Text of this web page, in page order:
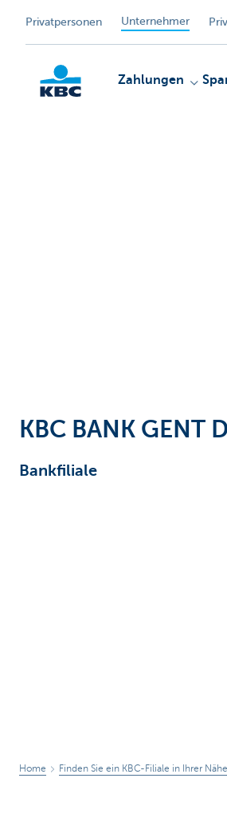
Privatpersonen Unternehmer
Zahlungen
KBC BANK GENT
Bankfiliale
Home Finden Sie ein KBC-Filiale in Ihrer Nähe